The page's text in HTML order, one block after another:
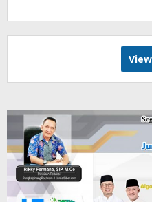
Tempuh Jalur Hukum